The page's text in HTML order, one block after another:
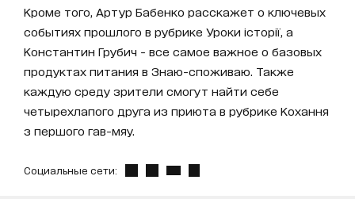
Кроме того, Артур Бабенко расскажет о ключевых
событиях прошлого в рубрике Уроки історії, а
Константин Грубич - все самое важное о базовых
продуктах питания в Знаю-споживаю. Также
каждую среду зрители смогут найти себе
четырехлапого друга из приюта в рубрике Кохання
з першого гав-мяу.
Социальные сети: